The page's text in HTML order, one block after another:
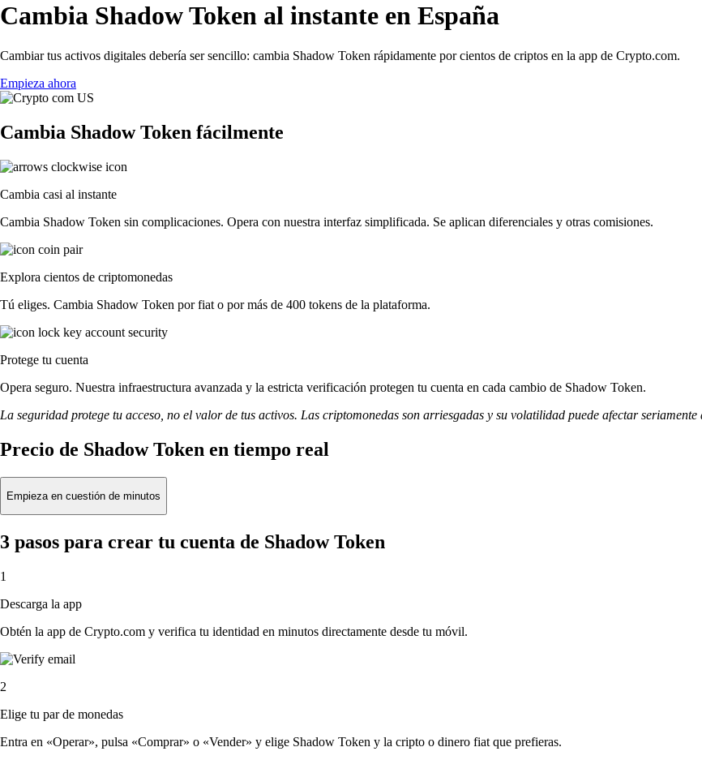
Cambia Shadow Token al instante en España
Cambiar tus activos digitales debería ser sencillo: cambia Shadow Token rápidamente por cientos de criptos en la app de Crypto.com.
Empieza ahora
Cambia Shadow Token fácilmente
Cambia casi al instante
Cambia Shadow Token sin complicaciones. Opera con nuestra interfaz simplificada. Se aplican diferenciales y otras comisiones.
Explora cientos de criptomonedas
Tú eliges. Cambia Shadow Token por fiat o por más de 400 tokens de la plataforma.
Protege tu cuenta
Opera seguro. Nuestra infraestructura avanzada y la estricta verificación protegen tu cuenta en cada cambio de Shadow Token.
La seguridad protege tu acceso, no el valor de tus activos. Las criptomonedas son arriesgadas y su volatilidad puede afectar seriamente
Precio de Shadow Token en tiempo real
Empieza en cuestión de minutos
3 pasos para crear tu cuenta de Shadow Token
1
Descarga la app
Obtén la app de Crypto.com y verifica tu identidad en minutos directamente desde tu móvil.
2
Elige tu par de monedas
Entra en «Operar», pulsa «Comprar» o «Vender» y elige Shadow Token y la cripto o dinero fiat que prefieras.